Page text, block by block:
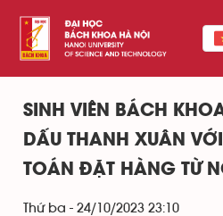
SINH VIÊN BÁCH
DẤU THANH XUÂN
TOÁN ĐẶT HÀNG TỪ
Thứ ba - 24/10/2023 23:10